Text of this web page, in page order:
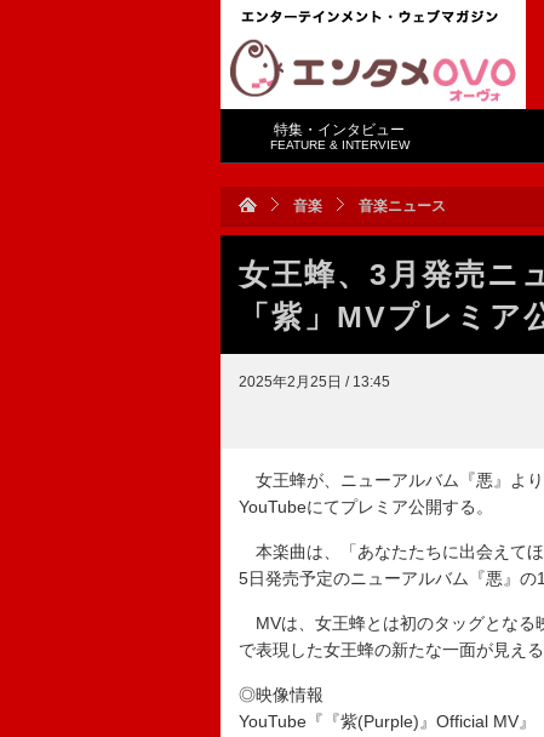
特集・インタビュー
FEATURE & INTERVIEW
音楽 音楽ニュース
女王蜂、3月発売ニ
「紫」MVプレミア
2025年2月25日 / 13:45
女王蜂が、ニューアルバム『悪』よ
YouTubeにてプレミア公開する。
本楽曲は、「あなたたちに出会えて
5日発売予定のニューアルバム『悪』の
MVは、女王蜂とは初のタッグとなる
で表現した女王蜂の新たな一面が見え
◎映像情報
YouTube『『紫(Purple)』Official MV』